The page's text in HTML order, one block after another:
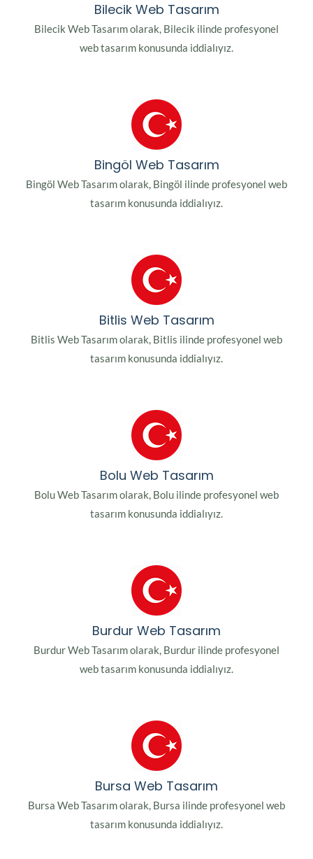
Bilecik Web Tasarım
Bilecik Web Tasarım olarak, Bilecik ilinde profesyonel
web tasarım konusunda iddialıyız.
Bingöl Web Tasarım
Bingöl Web Tasarım olarak, Bingöl ilinde profesyonel web
tasarım konusunda iddialıyız.
Bitlis Web Tasarım
Bitlis Web Tasarım olarak, Bitlis ilinde profesyonel web
tasarım konusunda iddialıyız.
Bolu Web Tasarım
Bolu Web Tasarım olarak, Bolu ilinde profesyonel web
tasarım konusunda iddialıyız.
Burdur Web Tasarım
Burdur Web Tasarım olarak, Burdur ilinde profesyonel
web tasarım konusunda iddialıyız.
Bursa Web Tasarım
Bursa Web Tasarım olarak, Bursa ilinde profesyonel web
tasarım konusunda iddialıyız.